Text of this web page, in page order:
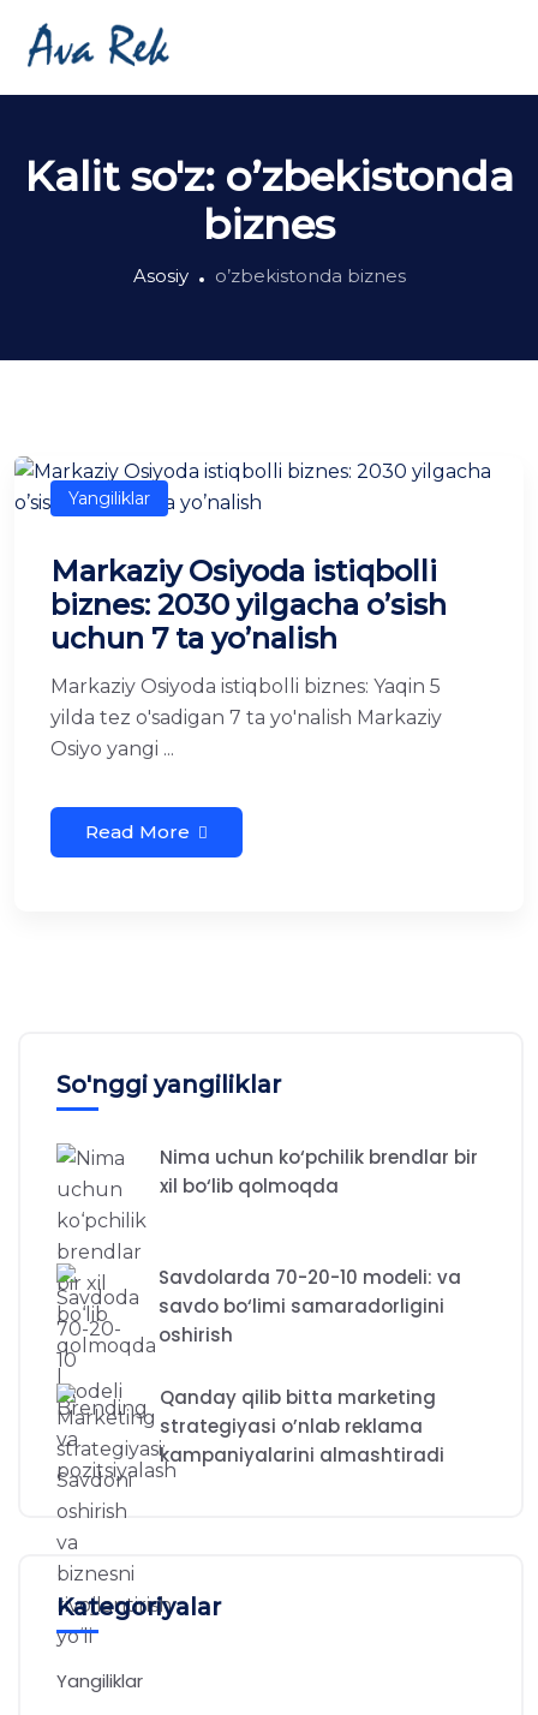
Kalit so'z: o’zbekistonda
biznes
Asosiy o’zbekistonda biznes
Yangiliklar
Markaziy Osiyoda istiqbolli
biznes: 2030 yilgacha o’sish
uchun 7 ta yo’nalish
Markaziy Osiyoda istiqbolli biznes: Yaqin 5
yilda tez o'sadigan 7 ta yo'nalish Markaziy
Osiyo yangi ...
Read More
So'nggi yangiliklar
Nima uchun ko‘pchilik brendlar bir
xil bo‘lib qolmoqda
Savdolarda 70-20-10 modeli: va
savdo bo‘limi samaradorligini
oshirish
Qanday qilib bitta marketing
strategiyasi o’nlab reklama
kampaniyalarini almashtiradi
Kategoriyalar
Yangiliklar